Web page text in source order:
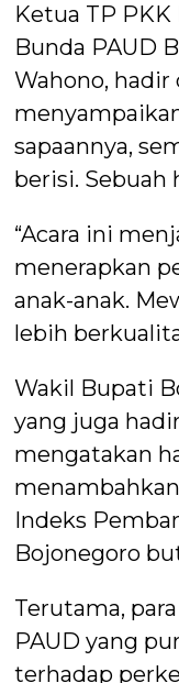
Ketua TP
Bunda PAUD
Wahono,
sapaannya,
berisi. Sebuah
“Acara ini
menerapkan
anak-anak.
lebih
Wakil Bupati
yang juga
mengatakan
Indeks
Bojonegoro
Terutama,
PAUD yang
terhadap